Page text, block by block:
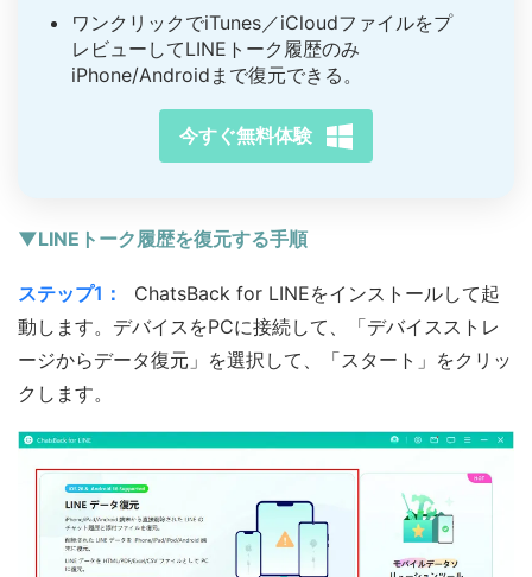
ワンクリックでiTunes／iCloudファイルをプ
レビューしてLINEトーク履歴のみ
iPhone/Androidまで復元できる。
今すぐ無料体験
▼LINEトーク履歴を復元する手順
ステップ1：
ChatsBack for LINEをインストールして起
動します。デバイスをPCに接続して、「デバイスストレ
ージからデータ復元」を選択して、「スタート」をクリッ
クします。